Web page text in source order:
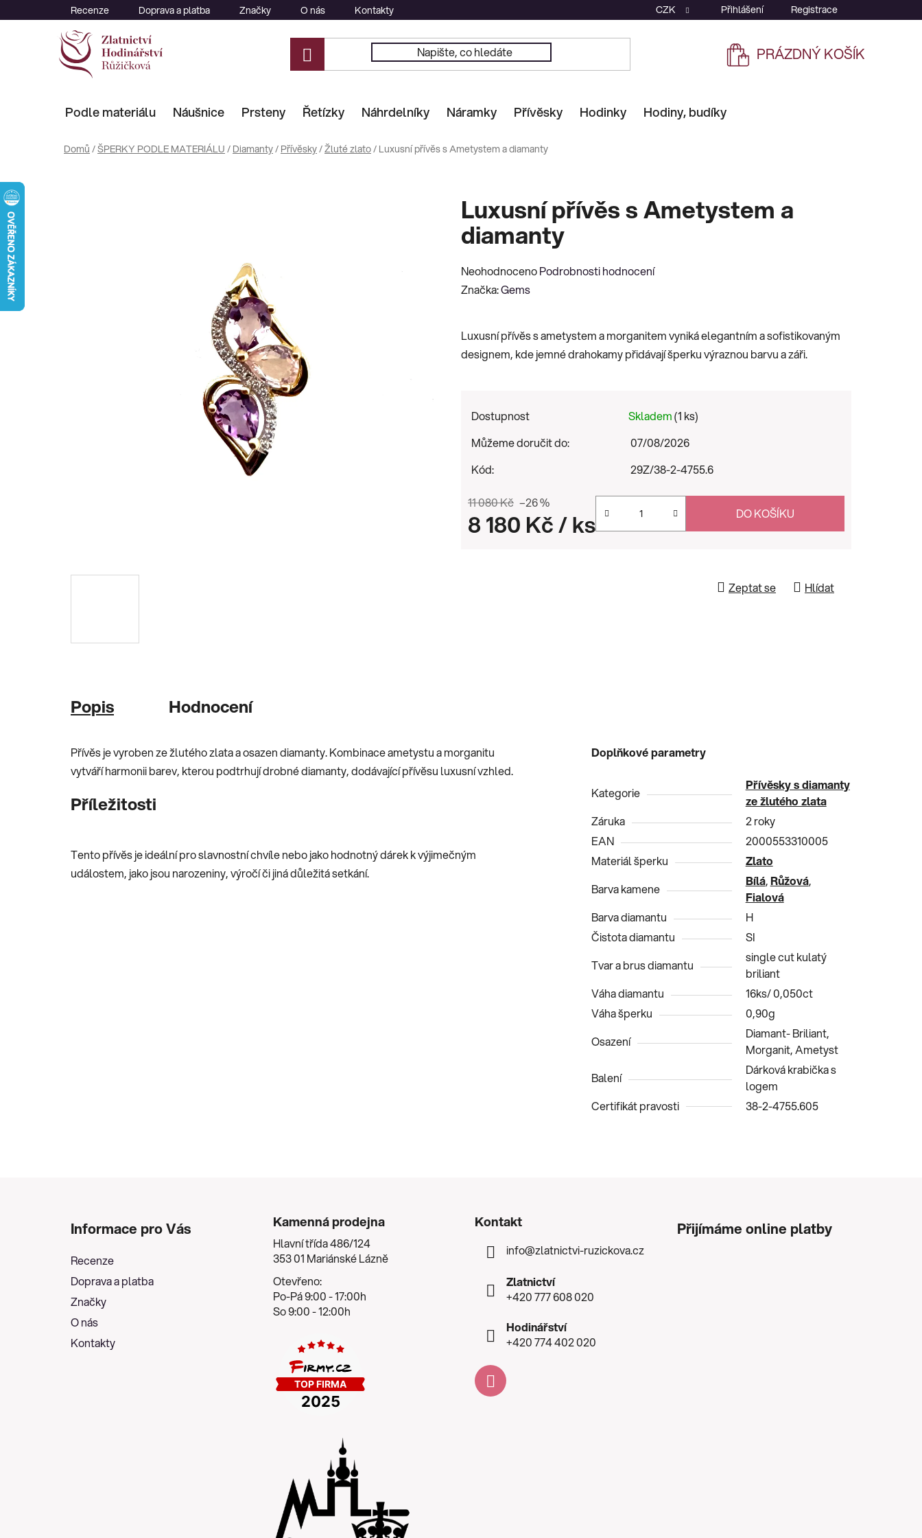
na
Recenze Doprava a platba Značky O nás Kontakty CZK Přihlášení Registrace
NÁKUPNÍ
PRÁZDNÝ KOŠÍK
Podle materiálu Náušnice Prsteny Řetízky Náhrdelníky Náramky Přívěsky Hodinky Hodiny, budíky
Domů /ŠPERKY PODLE MATERIÁLU / Diamanty/ Přívěsky/Žluté zlato/ Luxusní přívěs s Ametystem a diamanty
Luxusní přívěs s Ametystem a
diamanty
Průměrné
hodnocení
0,0
z
NeohodnocenoPodrobnosti hodnocení
Značka:Gems
Luxusní přívěs s ametystem a morganitem vyniká elegantním a sofistikovaným
designem, kde jemné drahokamy přidávají šperku výraznou barvu a záři.
Dostupnost Skladem(1 ks)
Můžeme doručit do:
07/08/2026
Kód:
29Z/38-2-4755.6
11 080 Kč –26 %
8 180 Kč/ ks DO KOŠÍKU
Zeptat se Hlídat
Popis Hodnocení
Přívěs je vyroben ze žlutého zlata a osazen diamanty. Kombinace ametystu a morganitu
vytváří harmonii barev, kterou podtrhují drobné diamanty, dodávající přívěsu luxusní vzhled.
Příležitosti
Tento přívěs je ideální pro slavnostní chvíle nebo jako hodnotný dárek k výjimečným
událostem, jako jsou narozeniny, výročí či jiná důležitá setkání.
Doplňkové parametry
Kategorie
Přívěsky s diamanty
ze žlutého zlata
Záruka
2 roky
EAN
2000553310005
Materiál šperku
Zlato
Barva kamene
Bílá, Růžová,
Fialová
Barva diamantu
H
Čistota diamantu
SI
Tvar a brus diamantu
single cut kulatý
briliant
Váha diamantu
16ks/ 0,050ct
Váha šperku
0,90g
Osazení
Diamant- Briliant,
Morganit, Ametyst
Balení
Dárková krabička s
logem
Certifikát pravosti
38-2-4755.605
Informace pro Vás
Recenze
Doprava a platba
Značky
O nás
Kontakty
Kamenná prodejna
Hlavní třída 486/124
353 01 Mariánské Lázně
Otevřeno:
Po-Pá 9:00 - 17:00h
So 9:00 - 12:00h
Kontakt
info@zlatnictvi-ruzickova.cz
Zlatnictví
+420 777 608 020
Hodinářství
+420 774 402 020
Přijímáme online platby